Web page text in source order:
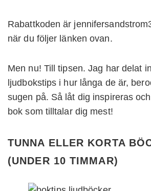
Rabattkoden är
när du följer länken ovan.
Men nu! Till tipsen. Jag har delat
ljudbokstips i hur långa de är,
sugen på. Så låt dig inspireras
bok som tilltalar dig mest!
TUNNA ELLER KORTA
(UNDER 10 TIMMAR)